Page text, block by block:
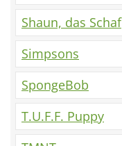
Shaun, das Schaf
Simpsons
SpongeBob
T.U.F.F. Puppy